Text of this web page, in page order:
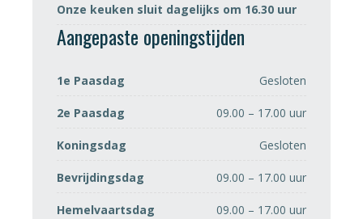
Onze keuken sluit dagelijks om 16.30 uur
Aangepaste openingstijden
1e Paasdag Gesloten
2e Paasdag 09.00 – 17.00 uur
Koningsdag Gesloten
Bevrijdingsdag 09.00 – 17.00 uur
Hemelvaartsdag 09.00 – 17.00 uur